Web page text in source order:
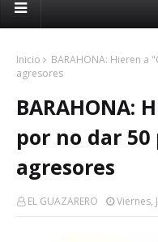
Inicio
BARAHONA: Hieren a
agresores
BARAHONA:
por no dar 50
agresores
EL GUAZARERO Viernes,